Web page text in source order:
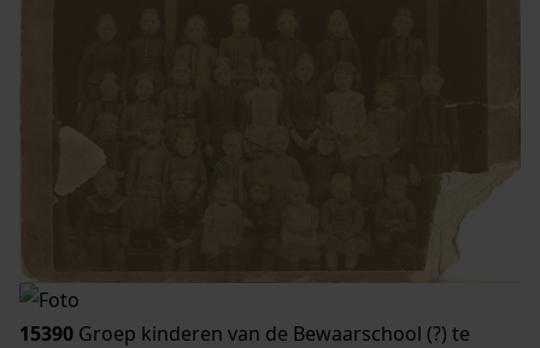
15390 Groep kinderen van de Bewaarschool (?) te